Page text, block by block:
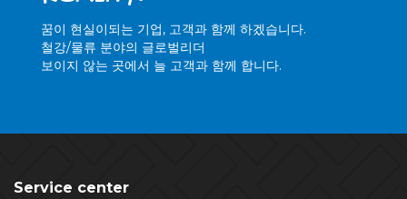
꿈이 현실이되는 기업, 고객과 함께 하겠습니다.
철강/물류 분야의 글로벌리더
보이지 않는 곳에서 늘 고객과 함께 합니다.
Service center